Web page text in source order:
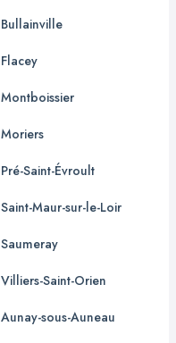
Bullainville
Flacey
Montboissier
Moriers
Pré-Saint-Évroult
Saint-Maur-sur-le-Loir
Saumeray
Villiers-Saint-Orien
Aunay-sous-Auneau